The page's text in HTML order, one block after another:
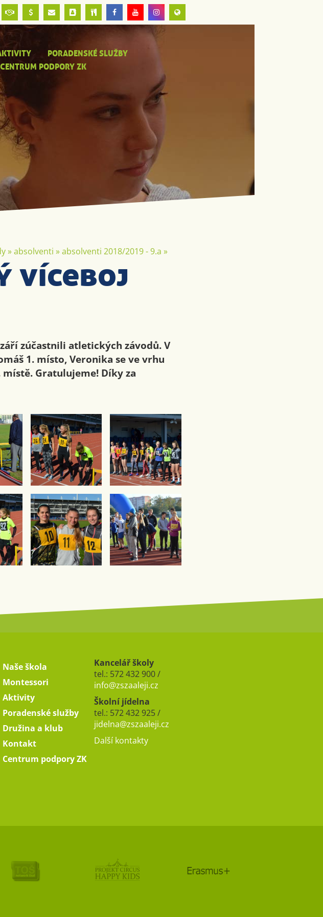
PORADENSKÉ SLUŽBY
CENTRUM PODPORY ZK
»absolventi »absolventi 2018/2019 - 9.a »
víceboj
zúčastnili atletických závodů. V
1. místo, Veronika se ve vrhu
Gratulujeme! Díky za
Naše škola
Montessori
Aktivity
Poradenské služby
Družina a klub
Kontakt
Centrum podpory ZK
Kancelář školy
tel.: 572 432 900 /
info@zszaaleji.cz
Školní jídelna
tel.: 572 432 925 /
jidelna@zszaaleji.cz
Další kontakty